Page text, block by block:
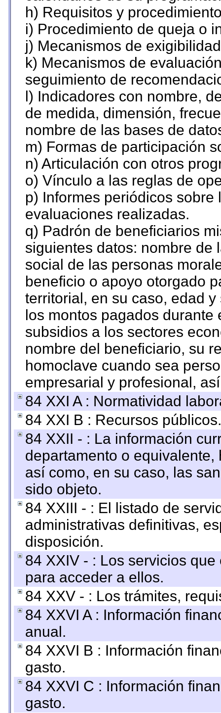
h) Requisitos y
i) Procedimiento de queja o
j) Mecanismos de
k) Mecanismos de
seguimiento de
l) Indicadores con nombre,
de medida, dimensión,
nombre de las bases de
m) Formas de participación
n) Articulación con otros
o) Vínculo a las reglas de
p) Informes periódicos
evaluaciones realizadas.
q) Padrón de beneficiarios
siguientes datos: nombre de
social de las personas
beneficio o apoyo otorgado
territorial, en su caso, edad
los montos pagados
subsidios a los sectores
nombre del beneficiario, su
homoclave cuando sea
empresarial y profesional,
84 XXI A : Normatividad
84 XXI B : Recursos públicos.
84 XXII - : La información
departamento o
así como, en su caso, las
sido objeto.
84 XXIII - : El listado de
administrativas definitivas,
disposición.
84 XXIV - : Los servicios
para acceder a ellos.
84 XXV - : Los trámites,
84 XXVI A : Información
anual.
84 XXVI B : Información
gasto.
84 XXVI C : Información
gasto.